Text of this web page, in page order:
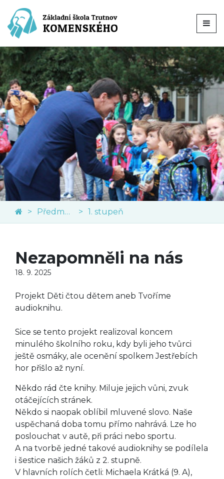
Předměty 1. stupeň
Nezapomněli na nás
18. 9. 2025
Projekt Děti čtou dětem aneb Tvoříme
audioknihu.
Sice se tento projekt realizoval koncem
minulého školního roku, kdy byli jeho tvůrci
ještě osmáky, ale ocenění spolkem Jestřebích
hor přišlo až nyní.
Někdo rád čte knihy. Miluje jejich vůni, zvuk
otáčejících stránek.
Někdo si naopak oblíbil mluvené slovo. Naše
uspěchaná doba tomu přímo nahrává. Lze ho
poslouchat v autě, při práci nebo sportu.
A na tvorbě jedné takové audioknihy se podílela
i šestice našich žáků z 2. stupně.
V hlavních rolích četli: Michaela Krátká (9. A),